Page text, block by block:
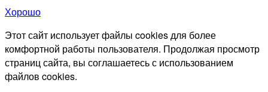
Хорошо
Этот сайт использует файлы cookies для более
комфортной работы пользователя. Продолжая просмотр
страниц сайта, вы соглашаетесь с использованием
файлов cookies.